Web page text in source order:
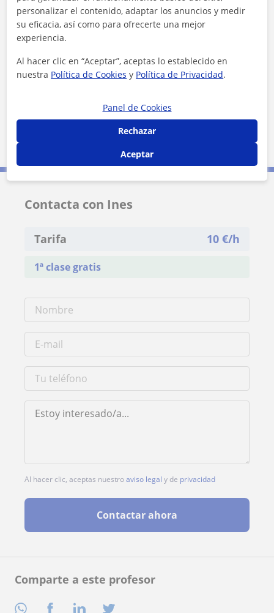
Comparte a este profesor
¿Quieres saber más de Ines?
Ver perfil
Contacta con Ines
Tarifa 10 €/h
1ª clase gratis
Al hacer clic, aceptas nuestroaviso legal y de privacidad
Contactar ahora
personalizar el contenido, adaptar los anuncios y medir
su eficacia, así como para ofrecerte una mejor
experiencia.
Al hacer clic en “Aceptar”, aceptas lo establecido en
nuestra Política de Cookies y Política de Privacidad.
Panel de Cookies
Rechazar
Aceptar